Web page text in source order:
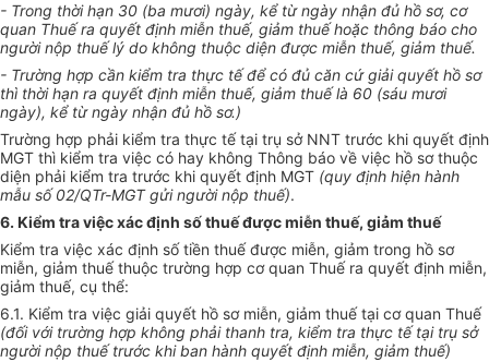
- Trong thời hạn 30 (ba mươi) ngày, kể từ ngày nhận đủ hồ sơ, cơ
quan Thuế ra quyết định miễn thuế, giảm thuế hoặc thông báo cho
người nộp thuế lý do không thuộc diện được miễn thuế, giảm thuế.
- Trường hợp cần kiểm tra thực tế để có đủ căn cứ giải quyết hồ sơ
thì thời hạn ra quyết định miễn thuế, giảm thuế là 60 (sáu mươi
ngày), kể từ ngày nhận đủ hồ sơ.)
Trường hợp phải kiểm tra thực tế tại trụ sở NNT trước khi quyết định
MGT thì kiểm tra việc có hay không Thông báo về việc hồ sơ thuộc
diện phải kiểm tra trước khi quyết định MGT (quy định hiện hành
mẫu số 02/QTr-MGT gửi người nộp thuế).
6. Kiểm tra việc xác định sốthuế được miễn thuế, giảm thuế
Kiểm tra việc xác định sốtiền thuế được miễn, giảm trong hồ sơ
miễn, giảm thuế thuộc trường hợp cơ quan Thuế ra quyết định miễn,
giảm thuế, cụ thể:
6.1. Kiểm tra việc giải quyết hồ sơ miễn, giảm thuế tại cơ quan Thuế
(đối với trường hợp không phải thanh tra, kiểm tra thực tế tại trụ sở
người nộp thuế trước khi ban hành quyết định miễn, giảm thuế)